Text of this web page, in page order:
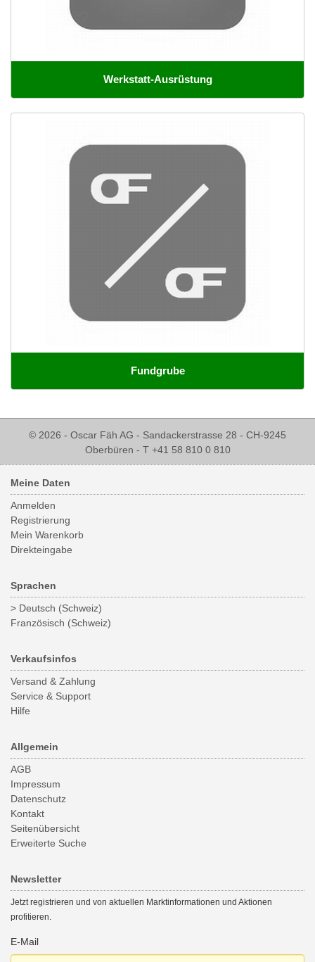
Werkstatt-Ausrüstung
Fundgrube
© 2026 - Oscar Fäh AG - Sandackerstrasse 28 - CH-9245
Oberbüren - T +41 58 810 0 810
Meine Daten
Anmelden
Registrierung
Mein Warenkorb
Direkteingabe
Sprachen
> Deutsch (Schweiz)
Französisch (Schweiz)
Verkaufsinfos
Versand & Zahlung
Service & Support
Hilfe
Allgemein
AGB
Impressum
Datenschutz
Kontakt
Seitenübersicht
Erweiterte Suche
Newsletter
Jetzt registrieren und von aktuellen Marktinformationen und Aktionen
profitieren.
E-Mail